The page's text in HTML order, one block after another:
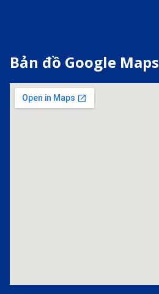
Bản đồ Google Maps